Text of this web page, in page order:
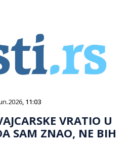
, 11:03
VRATIO U
SAM ZNAO, NE BIH